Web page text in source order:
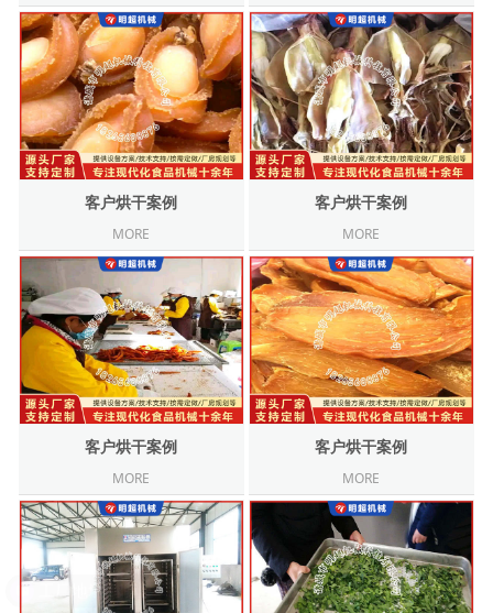
客户烘干案例
MORE
客户烘干案例
MORE
客户烘干案例
MORE
客户烘干案例
MORE